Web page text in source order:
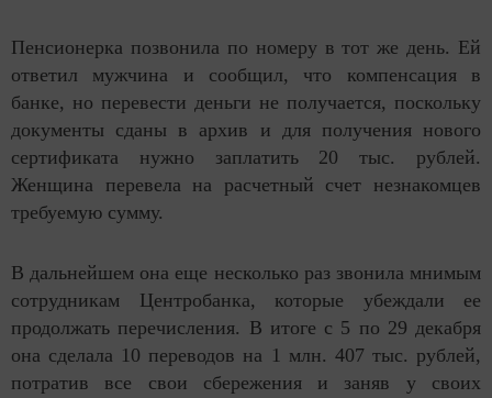
Пенсионерка позвонила по номеру в тот же день. Ей
ответил мужчина и сообщил, что компенсация в
банке, но перевести деньги не получается, поскольку
документы сданы в архив и для получения нового
сертификата нужно заплатить 20 тыс. рублей.
Женщина перевела на расчетный счет незнакомцев
требуемую сумму.
В дальнейшем она еще несколько раз звонила мнимым
сотрудникам Центробанка, которые убеждали ее
продолжать перечисления. В итоге с 5 по 29 декабря
она сделала 10 переводов на 1 млн. 407 тыс. рублей,
потратив все свои сбережения и заняв у своих